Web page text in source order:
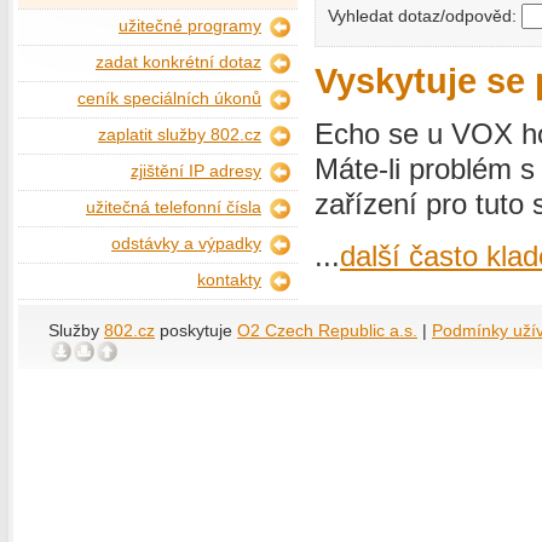
užitečné programy
zadat konkrétní dotaz
ceník speciálních úkonů
zaplatit služby 802.cz
zjištění IP adresy
užitečná telefonní čísla
odstávky a výpadky
kontakty
Vyhledat dotaz/odpověd:
Vyskytuje se
Echo se u VOX
Máte-li problém
zařízení pro tuto
...další často
Služby 802.cz poskytuje O2 Czech Republic a.s. Podmínky